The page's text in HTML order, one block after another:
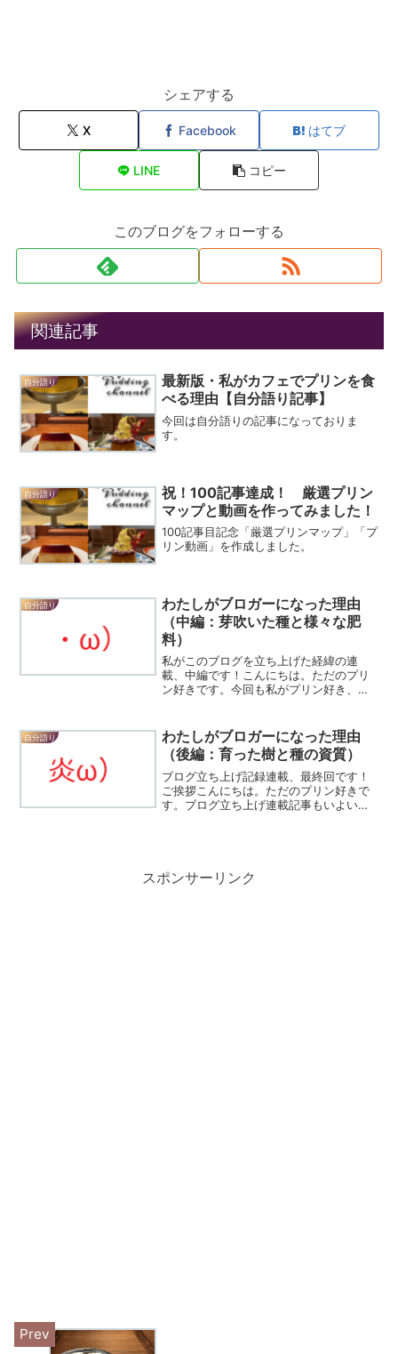
シェアする
X Facebook はてブ
LINE コピー
このブログをフォローする
関連記事
自分語り
最新版・私がカフェでプリンを食
べる理由【自分語り記事】
今回は自分語りの記事になっておりま
す。
自分語り
祝！100記事達成！ 厳選プリン
マップと動画を作ってみました！
100記事目記念「厳選プリンマップ」「プ
リン動画」を作成しました。
自分語り
わたしがブロガーになった理由
（中編：芽吹いた種と様々な肥
料）
私がこのブログを立ち上げた経緯の連
載、中編です！こんにちは。ただのプリ
ン好きです。今回も私がプリン好き、プ
が長いです((本当に、申し訳、ない。))。
ただ、今回は画像もち...
自分語り
わたしがブロガーになった理由
（後編：育った樹と種の資質）
ブログ立ち上げ記録連載、最終回です！
ご挨拶こんにちは。ただのプリン好きで
す。ブログ立ち上げ連載記事もいよいよ
スポンサーリンク